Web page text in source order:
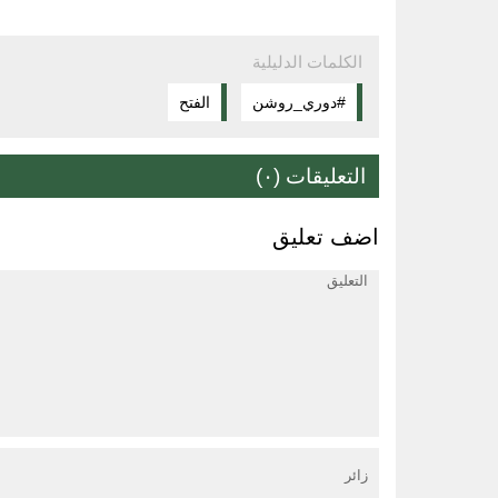
الكلمات الدليلية
#دوري_روشن الفتح
التعليقات (٠)
اضف تعليق